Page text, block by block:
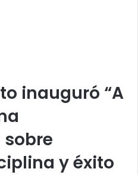
inauguró “A
y éxito